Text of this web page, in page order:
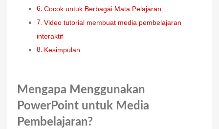
Cocok untuk Berbagai Mata Pelajaran
Video tutorial membuat media pembelajaran
interaktif
Kesimpulan
Mengapa Menggunakan
PowerPoint untuk Media
Pembelajaran?